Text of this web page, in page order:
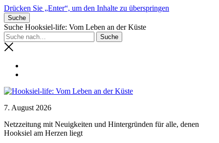
Drücken Sie „Enter“, um den Inhalte zu überspringen
Suche
Suche Hooksiel-life: Vom Leben an der Küste
7. August 2026
Netzzeitung mit Neuigkeiten und Hintergründen für alle, denen
Hooksiel am Herzen liegt